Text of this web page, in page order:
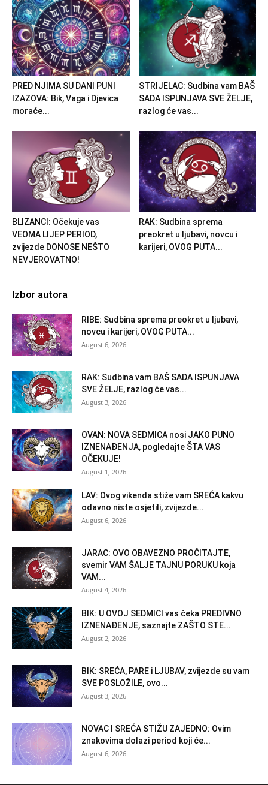
PRED NJIMA SU DANI PUNI
IZAZOVA: Bik, Vaga i Djevica
moraće...
STRIJELAC: Sudbina vam BAŠ
SADA ISPUNJAVA SVE ŽELJE,
razlog će vas...
BLIZANCI: Očekuje vas
VEOMA LIJEP PERIOD,
zvijezde DONOSE NEŠTO
NEVJEROVATNO!
RAK: Sudbina sprema
preokret u ljubavi, novcu i
karijeri, OVOG PUTA...
Izbor autora
RIBE: Sudbina sprema preokret u ljubavi,
novcu i karijeri, OVOG PUTA...
August 6, 2026
RAK: Sudbina vam BAŠ SADA ISPUNJAVA
SVE ŽELJE, razlog će vas...
August 3, 2026
OVAN: NOVA SEDMICA nosi JAKO PUNO
IZNENAĐENJA, pogledajte ŠTA VAS
OČEKUJE!
August 1, 2026
LAV: Ovog vikenda stiže vam SREĆA kakvu
odavno niste osjetili, zvijezde...
August 6, 2026
JARAC: OVO OBAVEZNO PROČITAJTE,
svemir VAM ŠALJE TAJNU PORUKU koja
VAM...
August 4, 2026
BIK: U OVOJ SEDMICI vas čeka PREDIVNO
IZNENAĐENJE, saznajte ZAŠTO STE...
August 2, 2026
BIK: SREĆA, PARE i LJUBAV, zvijezde su vam
SVE POSLOŽILE, ovo...
August 3, 2026
NOVAC I SREĆA STIŽU ZAJEDNO: Ovim
znakovima dolazi period koji će...
August 6, 2026